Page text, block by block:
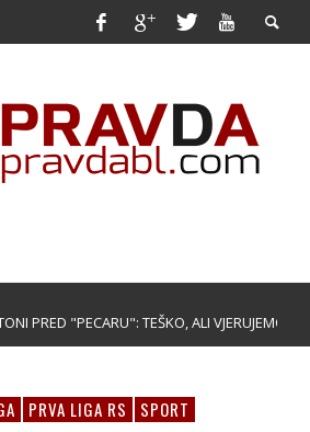
PRED "PECARU": TEŠKO, ALI VJERUJEMO! ▣
PRVA LIGA RS SPORT